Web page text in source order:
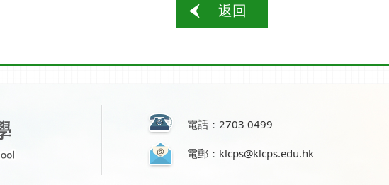
返回
電話：2703 0499
電郵：klcps@klcps.edu.hk